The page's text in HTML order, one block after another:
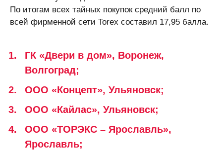
По итогам всех тайных покупок средний балл по
всей фирменной сети Torex составил 17,95 балла.
ГК «Двери в дом», Воронеж,
Волгоград;
ООО «Концепт», Ульяновск;
ООО «Кайлас», Ульяновск;
ООО «ТОРЭКС – Ярославль»,
Ярославль;